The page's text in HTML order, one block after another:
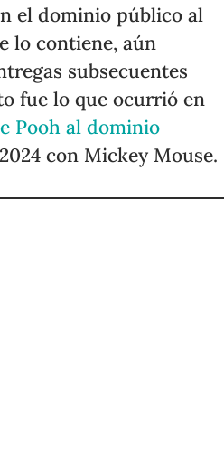
el dominio público al
lo contiene, aún
subsecuentes
fue lo que ocurrió en
Pooh al dominio
con Mickey Mouse.